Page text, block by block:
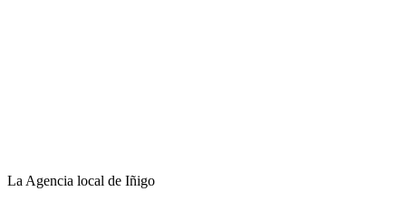
La Agencia local de Iñigo